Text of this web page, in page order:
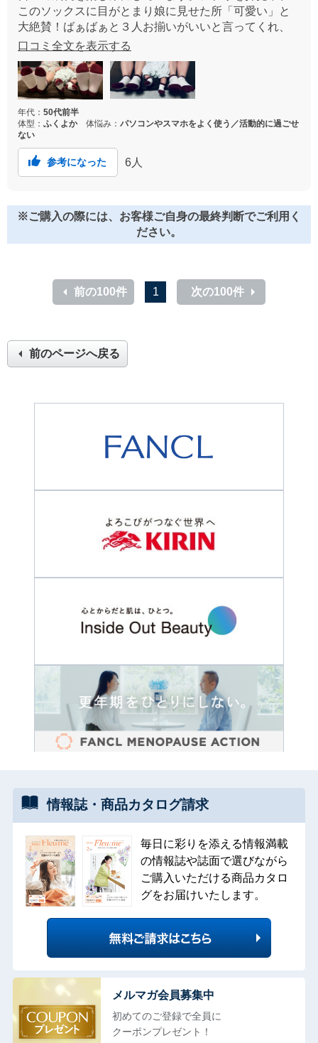
このソックスに目がとまり娘に見せた所「可愛い」と
大絶賛！ばぁばぁと３人お揃いがいいと言ってくれ、
早速注文しGET！お揃いなんて久し振りでワクワクし
ぁになったんだなと思える出来事でした。FANCL様あ
りがとう
口コミ全文を表示する
年代： 50代前半
体型： ふくよか体悩み： パソコンやスマホをよく使う／活動的に過ごせ
ない
参考になった 6 人
※ご購入の際には、お客様ご自身の最終判断でご利用く
ださい。
前の100件 1 次の100件
前のページへ戻る
情報誌・ 商品カタログ請求
毎日に彩りを添える情報満載
の情報誌や誌面で選びながら
ご購入いただける商品カタロ
グをお届けいたします。
メルマガ会員募集中
初めてのご登録で全員に
クーポンプレゼント！